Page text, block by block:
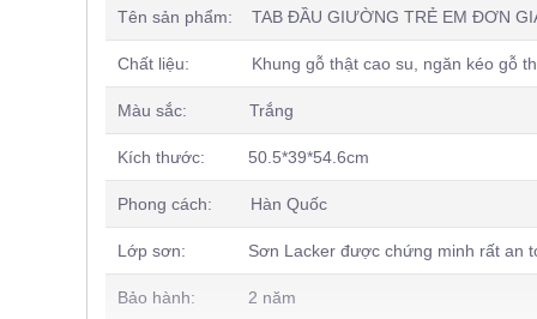
Tên sản phẩm: TAB ĐẦU GIƯỜNG TRẺ EM ĐƠN
Chất liệu: Khung gỗ thật cao su, ngăn kéo gỗ
Màu sắc: Trắng
Kích thước: 50.5*39*54.6cm
Phong cách: Hàn Quốc
Lớp sơn: Sơn Lacker được chứng minh rất an
Bảo hành: 2 năm